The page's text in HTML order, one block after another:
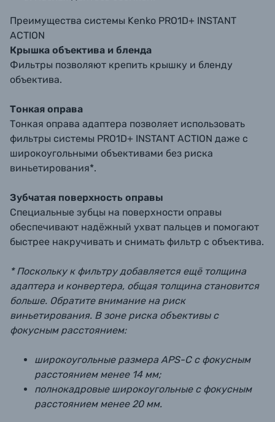
Преимущества системы Kenko PRO1D+ INSTANT
ACTION
Крышка объектива и бленда
Фильтры позволяют крепить крышку и бленду
объектива.
Тонкая оправа
Тонкая оправа адаптера позволяет использовать
фильтры системы PRO1D+ INSTANT ACTION даже с
широкоугольными объективами без риска
виньетирования*.
Зубчатая поверхность оправы
Специальные зубцы на поверхности оправы
обеспечивают надёжный ухват пальцев и помогают
быстрее накручивать и снимать фильтр с объектива.
* Поскольку к фильтру добавляется ещё толщина
адаптера и конвертера, общая толщина становится
больше. Обратите внимание на риск
виньетирования. В зоне риска объективы с
фокусным расстоянием:
широкоугольные размера APS-C с фокусным
расстоянием менее 14 мм;
полнокадровые широкоугольные с фокусным
расстоянием менее 20 мм.